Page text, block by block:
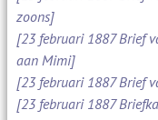
zoons]
[23 februari 1887 Brief
aan Mimi]
[23 februari 1887 Brief
[23 februari 1887